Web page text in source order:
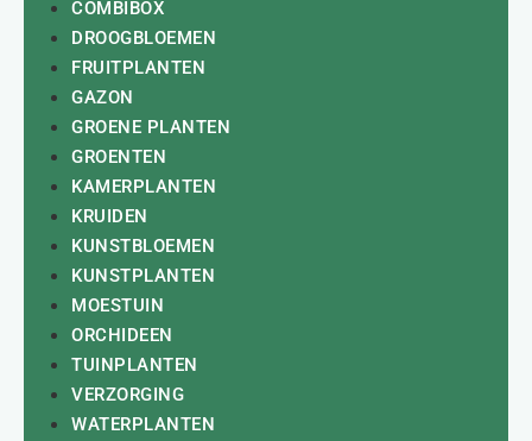
COMBIBOX
DROOGBLOEMEN
FRUITPLANTEN
GAZON
GROENE PLANTEN
GROENTEN
KAMERPLANTEN
KRUIDEN
KUNSTBLOEMEN
KUNSTPLANTEN
MOESTUIN
ORCHIDEEN
TUINPLANTEN
VERZORGING
WATERPLANTEN